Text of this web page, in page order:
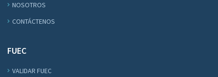
NOSOTROS
CONTÁCTENOS
FUEC
VALIDAR FUEC